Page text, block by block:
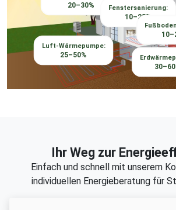
20–30% Fenstersanierung:
10–25%
Luft-Wärmepumpe:
25–50%
Ihr Weg zur
Einfach und schnell mit unserem
individuellen Energieberatung für